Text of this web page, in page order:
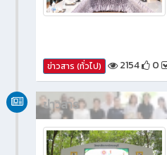
ข่าวสาร (ทั่วไป) 2154 0